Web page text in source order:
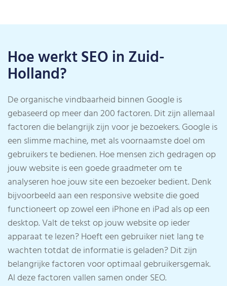
Hoe werkt SEO in Zuid-
Holland?
De organische vindbaarheid binnen Google is
gebaseerd op meer dan 200 factoren. Dit zijn allemaal
factoren die belangrijk zijn voor je bezoekers. Google is
een slimme machine, met als voornaamste doel om
gebruikers te bedienen. Hoe mensen zich gedragen op
jouw website is een goede graadmeter om te
analyseren hoe jouw site een bezoeker bedient. Denk
bijvoorbeeld aan een responsive website die goed
functioneert op zowel een iPhone en iPad als op een
desktop. Valt de tekst op jouw website op ieder
apparaat te lezen? Hoeft een gebruiker niet lang te
wachten totdat de informatie is geladen? Dit zijn
belangrijke factoren voor optimaal gebruikersgemak.
Al deze factoren vallen samen onder SEO.